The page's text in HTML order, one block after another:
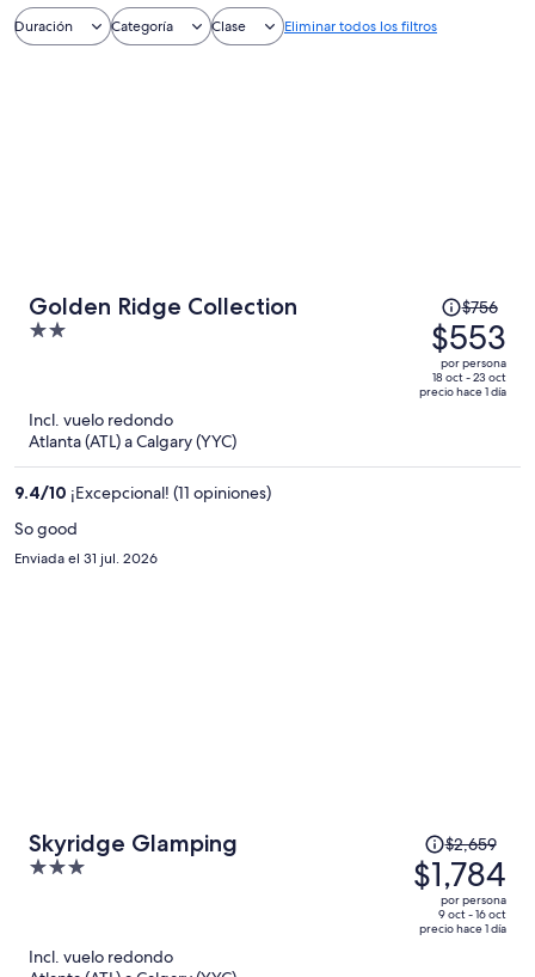
Duración Categoría Clase Eliminar todos los filtros
Golden Ridge Collection
2
El
precio
era
de
$756
$756
$553
por persona
18 oct - 23 oct
precio hace 1 día
Incl. vuelo redondo
Atlanta (ATL) a Calgary (YYC)
9.4/10 ¡Excepcional! (11 opiniones)
So good
Enviada el 31 jul. 2026
Skyridge Glamping
3
El
precio
era
$2,659
$2,659
$1,784
por persona
9 oct - 16 oct
precio hace 1 día
Incl. vuelo redondo